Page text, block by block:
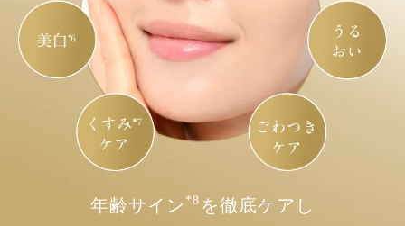
年齢サイン *8 を徹底ケアし